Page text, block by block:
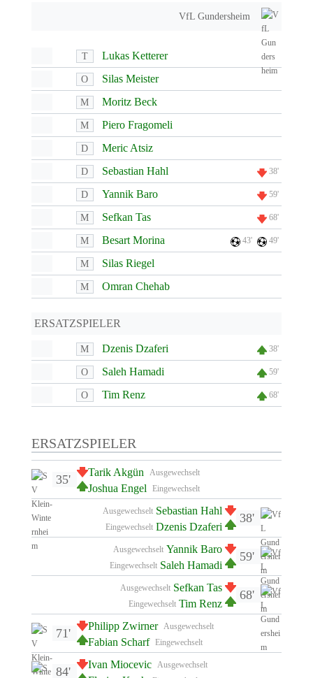
VfL Gundersheim
T Lukas Ketterer
O Silas Meister
M Moritz Beck
M Piero Fragomeli
D Meric Atsiz
D Sebastian Hahl 38'
D Yannik Baro 59'
M Sefkan Tas 68'
M Besart Morina 43' 49'
M Silas Riegel
M Omran Chehab
ERSATZSPIELER
M Dzenis Dzaferi 38'
O Saleh Hamadi 59'
O Tim Renz 68'
ERSATZSPIELER
Ausgewechselt
Tarik Akgün
Eingewechselt
Joshua Engel
35'
38'
Ausgewechselt Sebastian Hahl
Eingewechselt Dzenis Dzaferi
59'
Ausgewechselt Yannik Baro
Eingewechselt Saleh Hamadi
68'
Ausgewechselt Sefkan Tas
Eingewechselt Tim Renz
Ausgewechselt
Philipp Zwirner
Eingewechselt
Fabian Scharf
71'
Ausgewechselt
Ivan Miocevic
84'